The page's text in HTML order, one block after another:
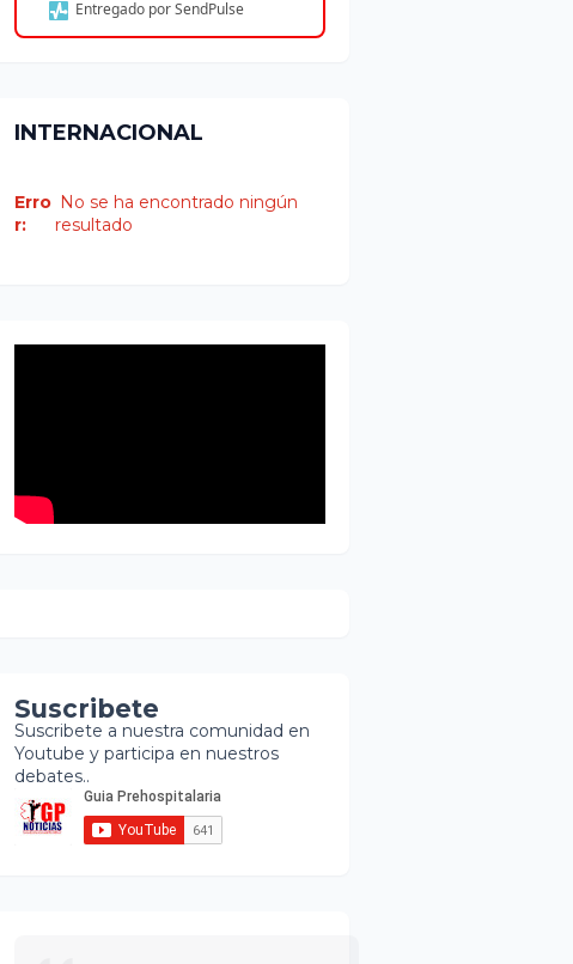
Entregado por SendPulse
INTERNACIONAL
Erro
r:
No se ha encontrado ningún
resultado
Suscribete
Suscribete a nuestra comunidad en
Youtube y participa en nuestros
debates..